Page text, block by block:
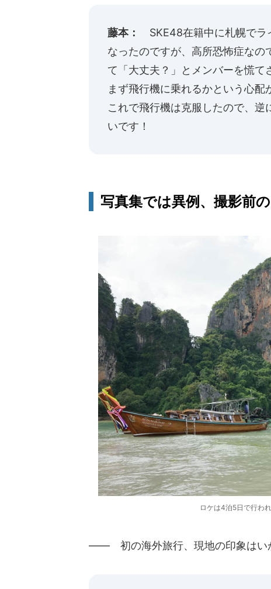
藤本：
SKE48在籍中に札幌でラ
なったのですが、高所恐怖症なの
て「大丈夫？」とメンバーを慌て
まず飛行機に乗れるかという心配
これで飛行機は克服したので、
いです！
写真集では異例、撮影前
ロケは4泊5日で行わ
―― 初の海外旅行、現地の印象はい